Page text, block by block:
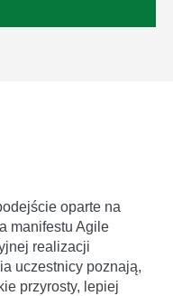
oparte na
manifestu Agile
realizacji
uczestnicy poznają,
przyrosty, lepiej